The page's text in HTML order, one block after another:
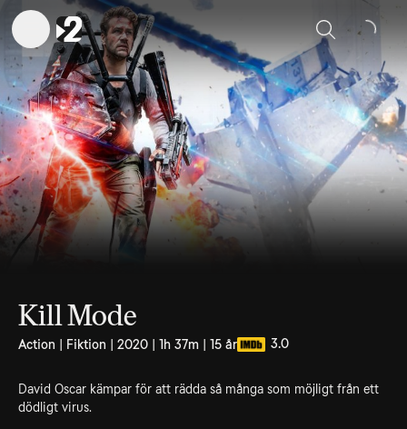
Sök
Kill Mode
Action | Fiktion | 2020 | 1h 37m | 15 år 3.0
David Oscar kämpar för att rädda så många som möjligt från ett
dödligt virus.